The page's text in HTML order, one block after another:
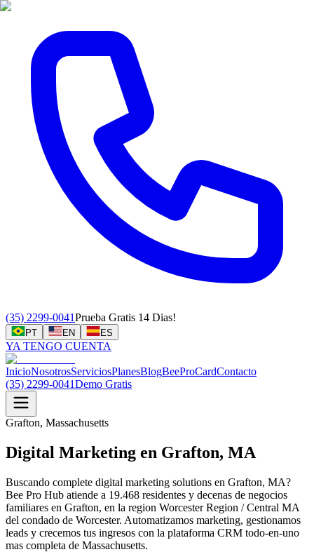
(35) 2299-0041Prueba Gratis 14 Dias!
PT EN ES
YA TENGO CUENTA
InicioNosotrosServiciosPlanesBlogBeeProCardContacto
(35) 2299-0041Demo Gratis
Grafton, Massachusetts
Digital Marketing en Grafton, MA
Buscando complete digital marketing solutions en Grafton, MA?
Bee Pro Hub atiende a 19.468 residentes y decenas de negocios
familiares en Grafton, en la region Worcester Region / Central MA
del condado de Worcester. Automatizamos marketing, gestionamos
leads y crecemos tus ingresos con la plataforma CRM todo-en-uno
mas completa de Massachusetts.